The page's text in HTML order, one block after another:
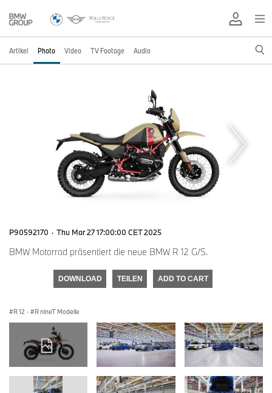
Artikel Photo Video TV Footage Audio
P90592170 · Thu Mar 27 17:00:00 CET 2025
BMW Motorrad präsentiert die neue BMW R 12 G/S.
DOWNLOAD TEILEN ADD TO CART
R 12 · R nineT Modelle